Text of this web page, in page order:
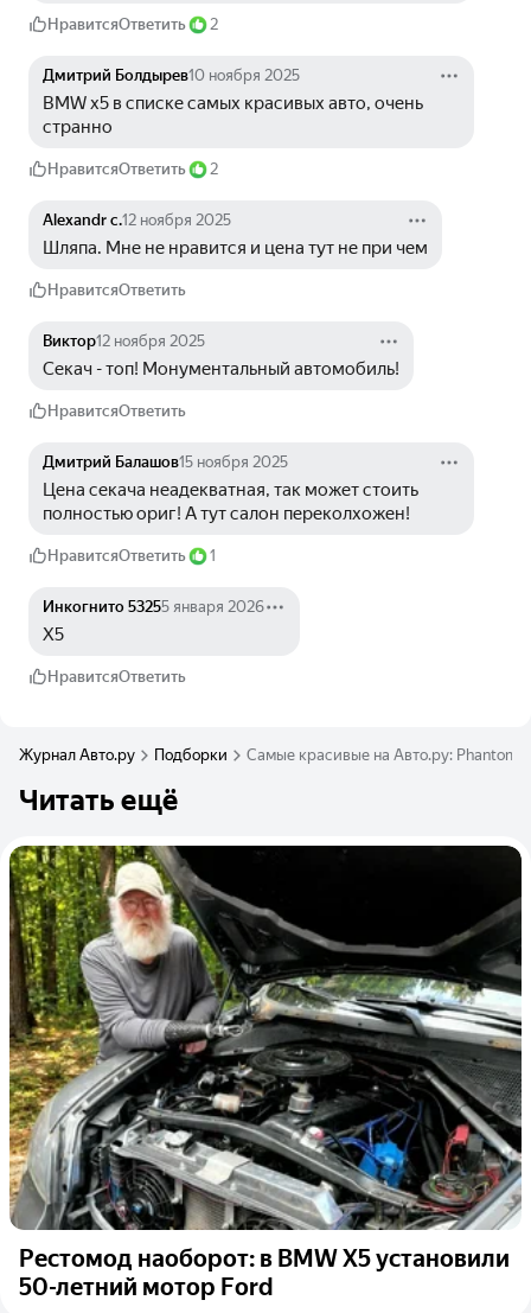
НравитсяОтветить 2
Дмитрий Болдырев10 ноября 2025
BMW x5 в списке самых красивых авто, очень
странно
НравитсяОтветить 2
Alexandr c.12 ноября 2025
Шляпа. Мне не нравится и цена тут не при чем
НравитсяОтветить
Виктор12 ноября 2025
Секач - топ! Монументальный автомобиль!
НравитсяОтветить
Дмитрий Балашов15 ноября 2025
Цена секача неадекватная, так может стоить
полностью ориг! А тут салон переколхожен!
НравитсяОтветить 1
Инкогнито 53255 января 2026
Х5
НравитсяОтветить
Журнал Авто.ру Подборки Самые красивые на Авто.ру: Phantom,
Читать ещё
Рестомод наоборот: в BMW X5 установили
50-летний мотор Ford